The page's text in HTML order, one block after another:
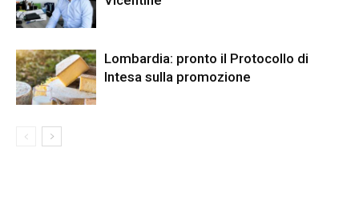
Lombardia: pronto il Protocollo di
Intesa sulla promozione